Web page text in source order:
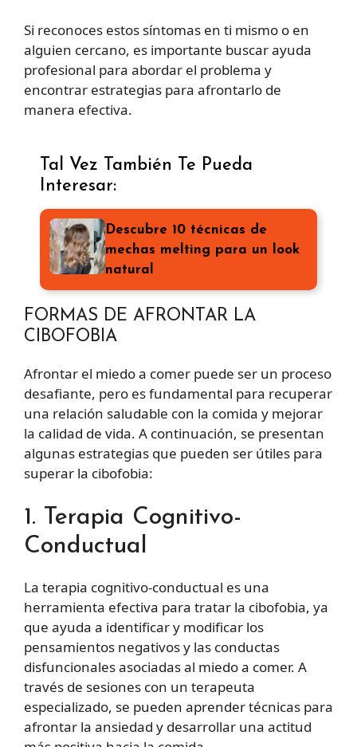
Si reconoces estos síntomas en ti mismo o en
alguien cercano, es importante buscar ayuda
profesional para abordar el problema y
encontrar estrategias para afrontarlo de
manera efectiva.
Tal Vez También Te Pueda
Interesar:
Descubre 10 técnicas de
mechas melting para un look
natural
FORMAS DE AFRONTAR LA
CIBOFOBIA
Afrontar el miedo a comer puede ser un proceso
desafiante, pero es fundamental para recuperar
una relación saludable con la comida y mejorar
la calidad de vida. A continuación, se presentan
algunas estrategias que pueden ser útiles para
superar la cibofobia:
1. Terapia Cognitivo-
Conductual
La terapia cognitivo-conductual es una
herramienta efectiva para tratar la cibofobia, ya
que ayuda a identificar y modificar los
pensamientos negativos y las conductas
disfuncionales asociadas al miedo a comer. A
través de sesiones con un terapeuta
especializado, se pueden aprender técnicas para
afrontar la ansiedad y desarrollar una actitud